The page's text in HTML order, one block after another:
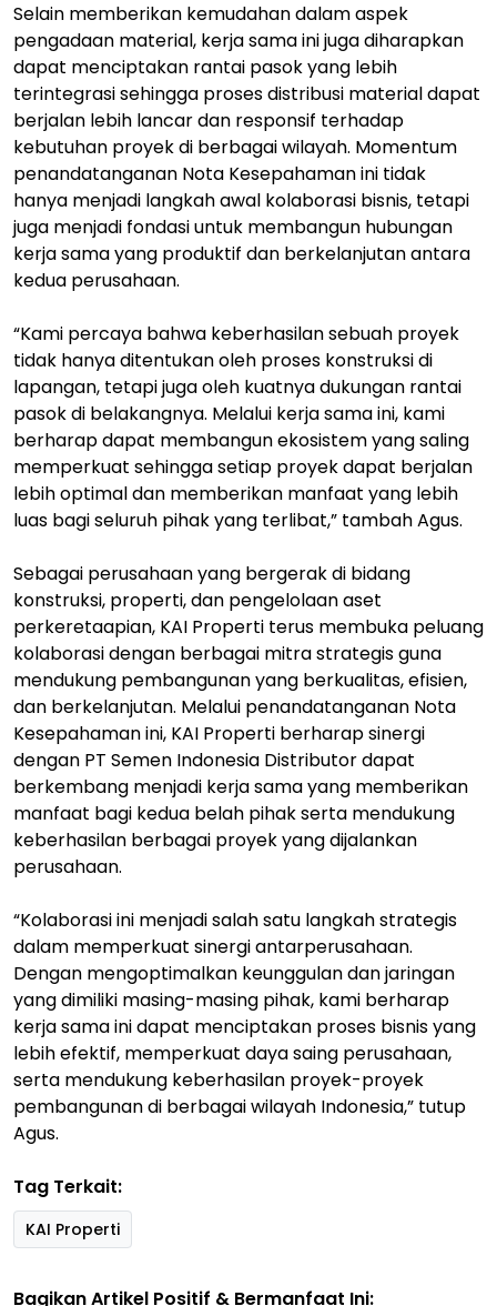
Selain memberikan kemudahan dalam aspek
pengadaan material, kerja sama ini juga diharapkan
dapat menciptakan rantai pasok yang lebih
terintegrasi sehingga proses distribusi material dapat
berjalan lebih lancar dan responsif terhadap
kebutuhan proyek di berbagai wilayah. Momentum
penandatanganan Nota Kesepahaman ini tidak
hanya menjadi langkah awal kolaborasi bisnis, tetapi
juga menjadi fondasi untuk membangun hubungan
kerja sama yang produktif dan berkelanjutan antara
kedua perusahaan.
“Kami percaya bahwa keberhasilan sebuah proyek
tidak hanya ditentukan oleh proses konstruksi di
lapangan, tetapi juga oleh kuatnya dukungan rantai
pasok di belakangnya. Melalui kerja sama ini, kami
berharap dapat membangun ekosistem yang saling
memperkuat sehingga setiap proyek dapat berjalan
lebih optimal dan memberikan manfaat yang lebih
luas bagi seluruh pihak yang terlibat,” tambah Agus.
Sebagai perusahaan yang bergerak di bidang
konstruksi, properti, dan pengelolaan aset
perkeretaapian, KAI Properti terus membuka peluang
kolaborasi dengan berbagai mitra strategis guna
mendukung pembangunan yang berkualitas, efisien,
dan berkelanjutan. Melalui penandatanganan Nota
Kesepahaman ini, KAI Properti berharap sinergi
dengan PT Semen Indonesia Distributor dapat
berkembang menjadi kerja sama yang memberikan
manfaat bagi kedua belah pihak serta mendukung
keberhasilan berbagai proyek yang dijalankan
perusahaan.
“Kolaborasi ini menjadi salah satu langkah strategis
dalam memperkuat sinergi antarperusahaan.
Dengan mengoptimalkan keunggulan dan jaringan
yang dimiliki masing-masing pihak, kami berharap
kerja sama ini dapat menciptakan proses bisnis yang
lebih efektif, memperkuat daya saing perusahaan,
serta mendukung keberhasilan proyek-proyek
pembangunan di berbagai wilayah Indonesia,” tutup
Agus.
Tag Terkait:
KAI Properti
Bagikan Artikel Positif & Bermanfaat Ini: